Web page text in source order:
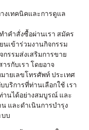
งเทคนิคและการดูแล
คำสั่งซื้อผ่านเรา สมัคร
นเข้าร่วมงานกิจกรรม
รรมส่งเสริมการขาย
รกับเรา โดยอาจ
ายเลขโทรศัพท์ ประเทศ
บริการที่ท่านเลือกใช้ เรา
านได้อย่างสมบูรณ์ และ
และดำเนินการบำรุง
บบ